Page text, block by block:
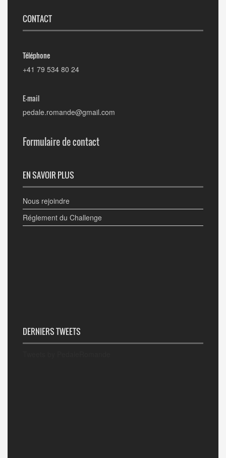
CONTACT
Téléphone
+41 79 534 80 24
E-mail
pedale.romande@gmail.com
Formulaire de contact
EN SAVOIR PLUS
Nous rejoindre
Réglement du Challenge
DERNIERS TWEETS